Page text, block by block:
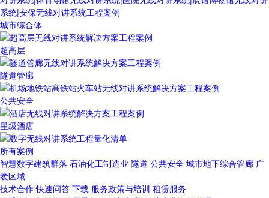
城市综合体
超高层
隧道管廊
公共安全
星级酒店
所有案例
智慧数字建筑群落 石油化工制造业 隧道 公共安全 城市地下综合管廊 广
袤区域
技术合作 快速问答 下载 服务政策与培训 租赁服务